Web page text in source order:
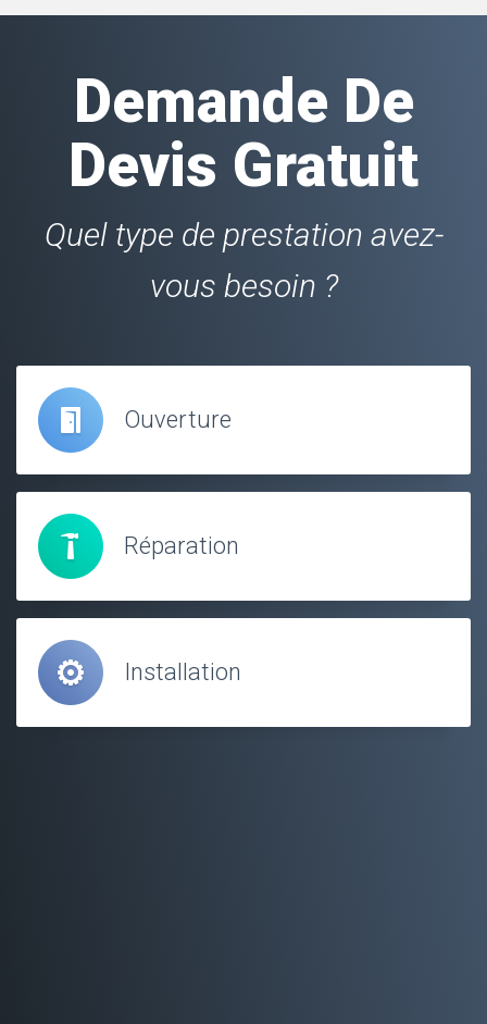
Demande De
Devis Gratuit
Quel type de prestation avez-
vous besoin ?
Ouverture
Réparation
Installation